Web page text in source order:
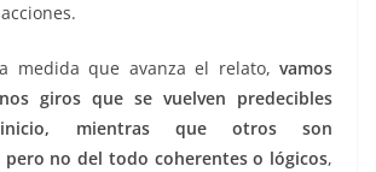
medida que avanza el relato, vamos
giros que se vuelven predecibles
mientras que otros son
no del todo coherentes o lógicos,